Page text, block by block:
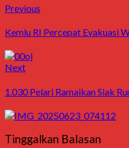
Post
navigation
Previous
Kemlu RI Percepat Evakuasi
NextNext
1.030 Pelari Ramaikan Siak
Tinggalkan Balasan